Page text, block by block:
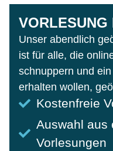
VORLESUNG
Unser abendlich
ist für alle, die
schnuppern und
erhalten wollen,
Kostenfreie
Auswahl aus
Vorlesungen